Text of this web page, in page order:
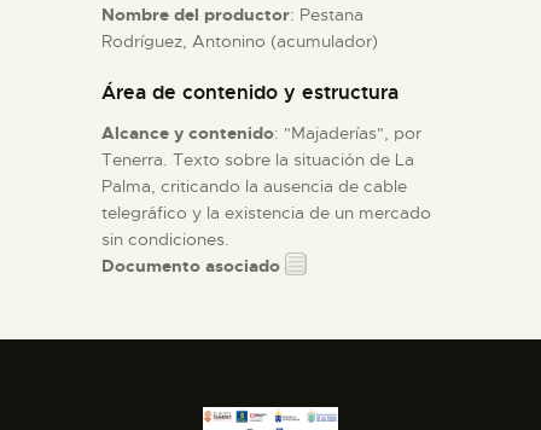
Nombre del productor: Pestana
Rodríguez, Antonino (acumulador)
Área de contenido y estructura
Alcance y contenido: "Majaderías", por
Tenerra. Texto sobre la situación de La
Palma, criticando la ausencia de cable
telegráfico y la existencia de un mercado
sin condiciones.
Documento asociado